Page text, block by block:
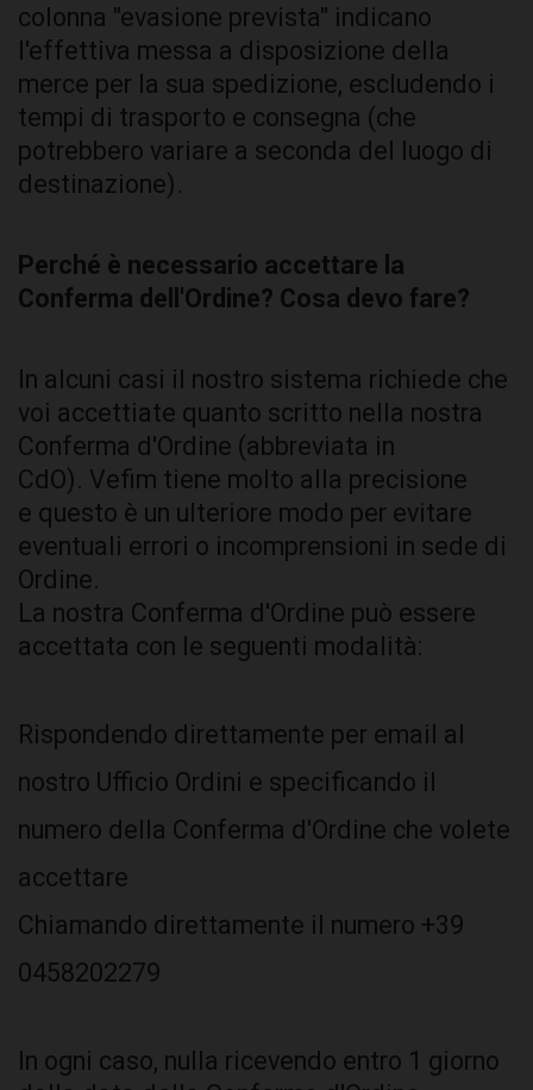
colonna "evasione prevista" indicano
l'effettiva messa a disposizione della
merce per la sua spedizione, escludendo i
tempi di trasporto e consegna (che
potrebbero variare a seconda del luogo di
destinazione).
Perché è necessario accettare la
Conferma dell'Ordine? Cosa devo fare?
In alcuni casi il nostro sistema richiede che
voi accettiate quanto scritto nella nostra
Conferma d'Ordine (abbreviata in
CdO). Vefim tiene molto alla precisione
e questo è un ulteriore modo per evitare
eventuali errori o incomprensioni in sede di
Ordine.
La nostra Conferma d'Ordine può essere
accettata con le seguenti modalità:
Rispondendo direttamente per email al
nostro Ufficio Ordini e specificando il
numero della Conferma d'Ordine che volete
accettare
Chiamando direttamente il numero +39
0458202279
In ogni caso, nulla ricevendo entro 1 giorno